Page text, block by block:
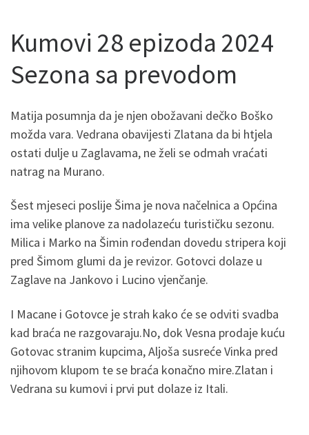
Kumovi 28 epizoda 2024
Sezona sa prevodom
Matija posumnja da je njen obožavani dečko Boško
možda vara. Vedrana obavijesti Zlatana da bi htjela
ostati dulje u Zaglavama, ne želi se odmah vraćati
natrag na Murano.
Šest mjeseci poslije Šima je nova načelnica a Općina
ima velike planove za nadolazeću turističku sezonu.
Milica i Marko na Šimin rođendan dovedu stripera koji
pred Šimom glumi da je revizor. Gotovci dolaze u
Zaglave na Jankovo i Lucino vjenčanje.
I Macane i Gotovce je strah kako će se odviti svadba
kad braća ne razgovaraju.No, dok Vesna prodaje kuću
Gotovac stranim kupcima, Aljoša susreće Vinka pred
njihovom klupom te se braća konačno mire.Zlatan i
Vedrana su kumovi i prvi put dolaze iz Itali.